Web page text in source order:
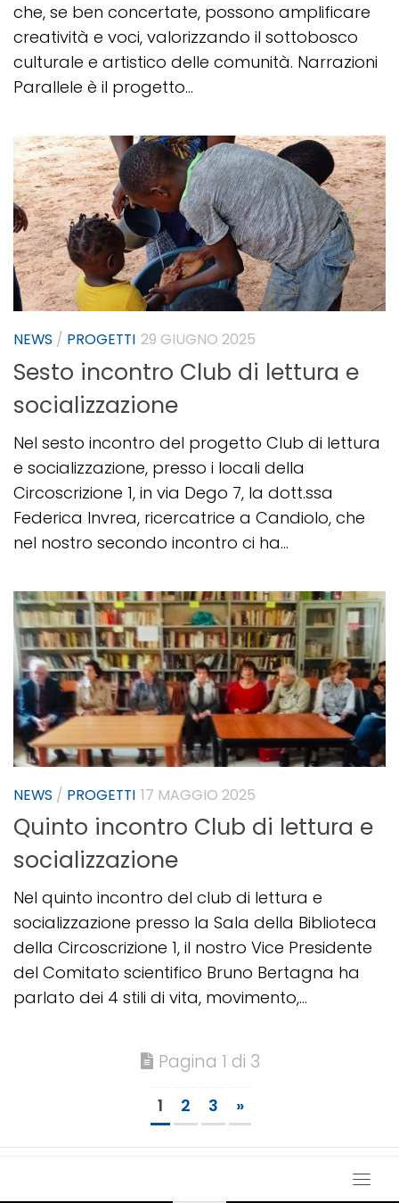
che, se ben concertate, possono amplificare
creatività e voci, valorizzando il sottobosco
culturale e artistico delle comunità. Narrazioni
Parallele è il progetto...
NEWS / PROGETTI 29 GIUGNO 2025
Sesto incontro Club di lettura e
socializzazione
Nel sesto incontro del progetto Club di lettura
e socializzazione, presso i locali della
Circoscrizione 1, in via Dego 7, la dott.ssa
Federica Invrea, ricercatrice a Candiolo, che
nel nostro secondo incontro ci ha...
NEWS / PROGETTI 17 MAGGIO 2025
Quinto incontro Club di lettura e
socializzazione
Nel quinto incontro del club di lettura e
socializzazione presso la Sala della Biblioteca
della Circoscrizione 1, il nostro Vice Presidente
del Comitato scientifico Bruno Bertagna ha
parlato dei 4 stili di vita, movimento,...
Pagina 1 di 3
1 2 3 »